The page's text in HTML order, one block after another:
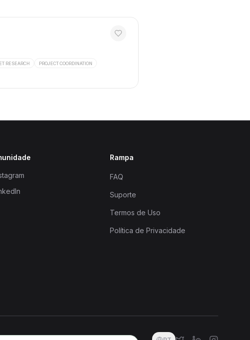
RESEARCH
PROJECT COORDINATION
Rampa
FAQ
Suporte
Termos de Uso
Política de Privacidade